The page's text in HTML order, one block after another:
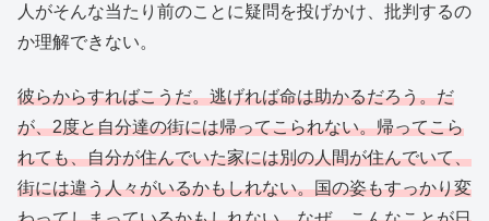
人がそんな当たり前のことに疑問を投げかけ、批判するの
か理解できない。
彼らからすればこうだ。逃げれば命は助かるだろう。だ
が、2度と自分達の街には帰ってこられない。帰ってこら
れても、自分が住んでいた家には別の人間が住んでいて、
街には違う人々がいるかもしれない。国の姿もすっかり変